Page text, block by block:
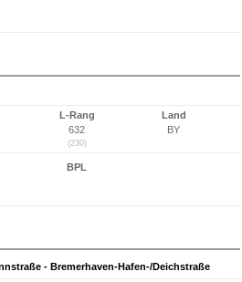
L-Rang
632
(230)
Land
BY
BPL
- Bremerhaven-Hafen-/Deichstraße